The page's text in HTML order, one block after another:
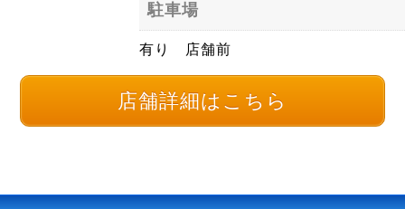
駐車場
有り 店舗前
店舗詳細はこちら